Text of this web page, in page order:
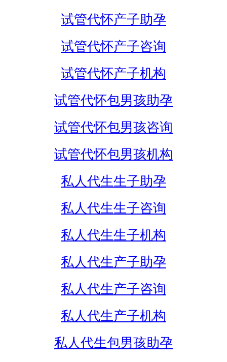
试管代怀产子助孕
试管代怀产子咨询
试管代怀产子机构
试管代怀包男孩助孕
试管代怀包男孩咨询
试管代怀包男孩机构
私人代生生子助孕
私人代生生子咨询
私人代生生子机构
私人代生产子助孕
私人代生产子咨询
私人代生产子机构
私人代生包男孩助孕